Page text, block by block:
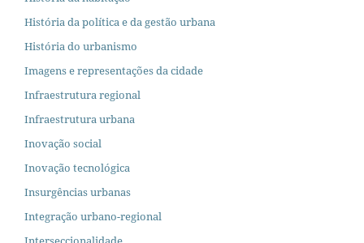
História da política e da gestão urbana
História do urbanismo
Imagens e representações da cidade
Infraestrutura regional
Infraestrutura urbana
Inovação social
Inovação tecnológica
Insurgências urbanas
Integração urbano-regional